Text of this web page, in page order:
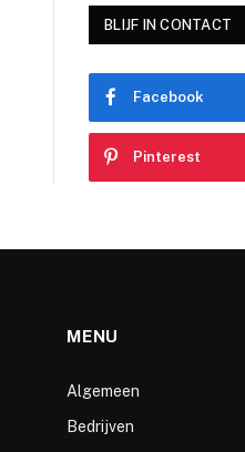
BLIJF IN CONTACT
Facebook
Pinterest
MENU
Algemeen
Bedrijven